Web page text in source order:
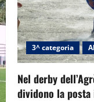
3^ categoria
Nel derby
dividono la